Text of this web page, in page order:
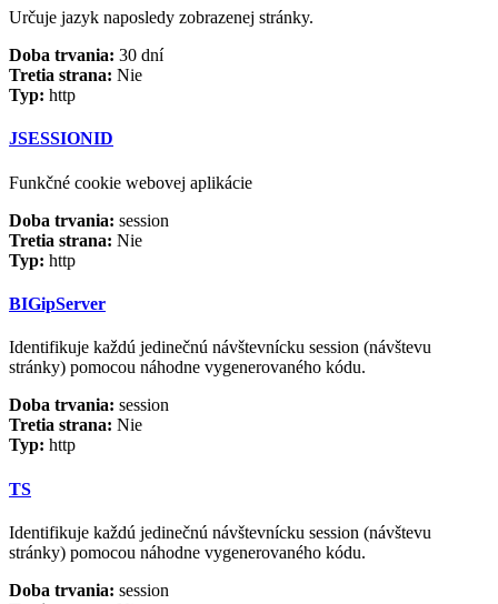
Určuje jazyk naposledy zobrazenej stránky.
Doba trvania: 30 dní
Tretia strana: Nie
Typ: http
JSESSIONID
Funkčné cookie webovej aplikácie
Doba trvania: session
Tretia strana: Nie
Typ: http
BIGipServer
Identifikuje každú jedinečnú návštevnícku session (návštevu
stránky) pomocou náhodne vygenerovaného kódu.
Doba trvania: session
Tretia strana: Nie
Typ: http
TS
Identifikuje každú jedinečnú návštevnícku session (návštevu
stránky) pomocou náhodne vygenerovaného kódu.
Doba trvania: session